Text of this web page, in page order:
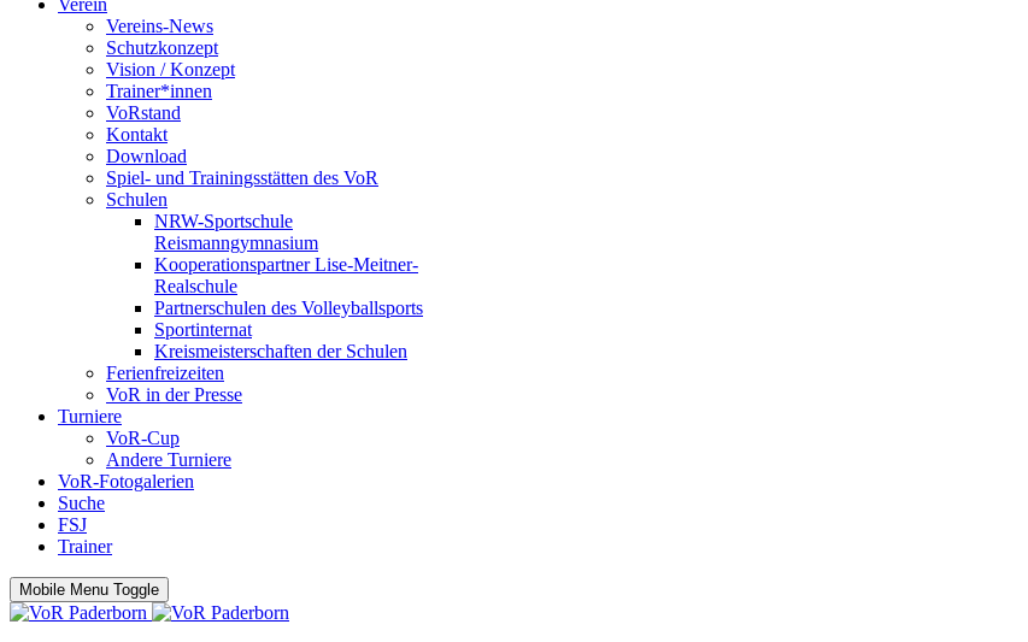
Verein
Vereins-News
Schutzkonzept
Vision / Konzept
Trainer*innen
VoRstand
Kontakt
Download
Spiel- und Trainingsstätten des VoR
Schulen
NRW-Sportschule
Reismanngymnasium
Kooperationspartner Lise-Meitner-
Realschule
Partnerschulen des Volleyballsports
Sportinternat
Kreismeisterschaften der Schulen
Ferienfreizeiten
VoR in der Presse
Turniere
VoR-Cup
Andere Turniere
VoR-Fotogalerien
Suche
FSJ
Trainer
Mobile Menu Toggle